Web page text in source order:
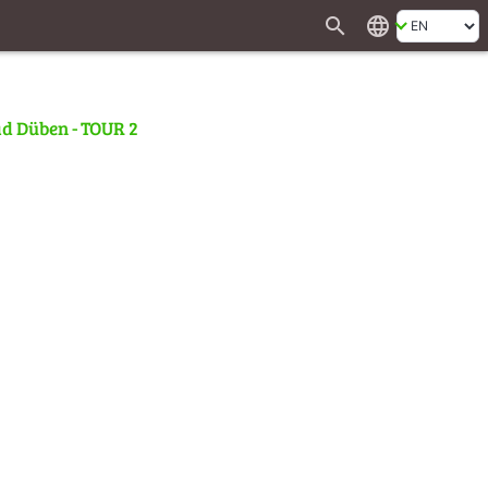
search language
- TOUR 2